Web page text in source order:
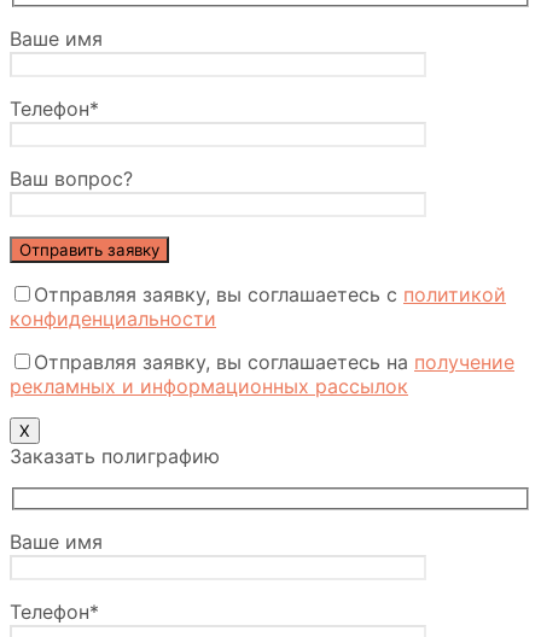
Ваше имя
Телефон*
Ваш вопрос?
Отправляя заявку, вы соглашаетесь с политикой
конфиденциальности
Отправляя заявку, вы соглашаетесь на получение
рекламных и информационных рассылок
Х
Заказать полиграфию
Ваше имя
Телефон*